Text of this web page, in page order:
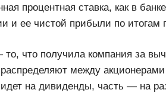
процентная ставка, как в
и ее чистой прибыли по итогам
что получила компания за
между
на дивиденды, часть — на